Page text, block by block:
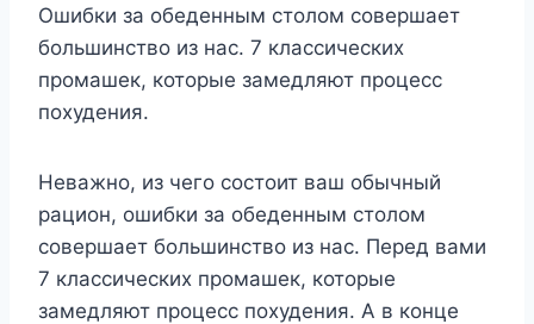
Ошибки за обеденным столом совершает
большинство из нас. 7 классических
промашек, которые замедляют процесс
похудения.
Неважно, из чего состоит ваш обычный
рацион, ошибки за обеденным столом
совершает большинство из нас. Перед вами
7 классических промашек, которые
замедляют процесс похудения. А в конце